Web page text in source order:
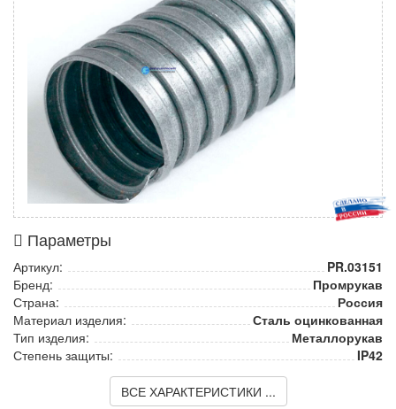
Параметры
Артикул:
PR.03151
Бренд:
Промрукав
Страна:
Россия
Материал изделия:
Сталь оцинкованная
Тип изделия:
Металлорукав
Степень защиты:
IP42
ВСЕ ХАРАКТЕРИСТИКИ ...